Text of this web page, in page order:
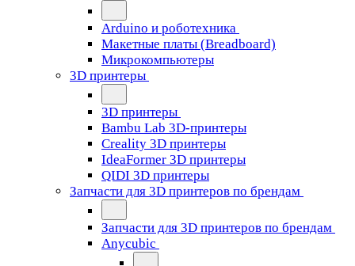
Arduino и роботехника
Макетные платы (Breadboard)
Микрокомпьютеры
3D принтеры
3D принтеры
Bambu Lab 3D-принтеры
Creality 3D принтеры
IdeaFormer 3D принтеры
QIDI 3D принтеры
Запчасти для 3D принтеров по брендам
Запчасти для 3D принтеров по брендам
Anycubic